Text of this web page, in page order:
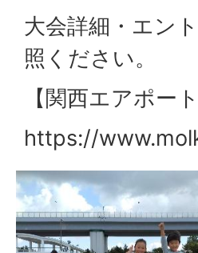
大会詳細・エン
照ください。
【関西エアポー
https://